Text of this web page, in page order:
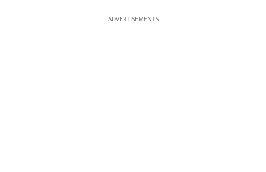
ADVERTISEMENTS